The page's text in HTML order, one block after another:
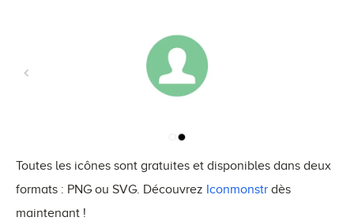
Toutes les icônes sont gratuites et disponibles dans deux
formats : PNG ou SVG. Découvrez Iconmonstr dès
maintenant !